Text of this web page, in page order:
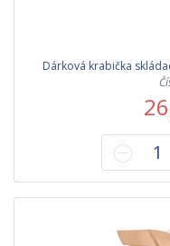
Dárková krabička